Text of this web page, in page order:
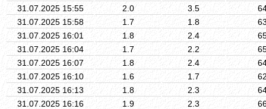
31.07.2025 15:55
2.0 3.5
31.07.2025 15:58
1.7 1.8
31.07.2025 16:01
1.8 2.4
31.07.2025 16:04
1.7 2.2
31.07.2025 16:07
1.8 2.4
31.07.2025 16:10
1.6 1.7
31.07.2025 16:13
1.8 2.3
31.07.2025 16:16
1.9 2.3